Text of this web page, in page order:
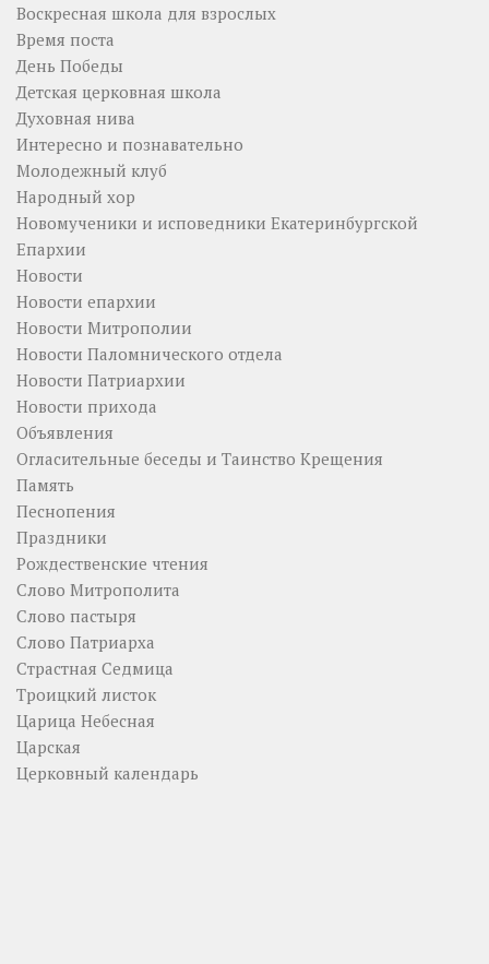
Воскресная школа для взрослых
Время поста
День Победы
Детская церковная школа
Духовная нива
Интересно и познавательно
Молодежный клуб
Народный хор
Новомученики и исповедники Екатеринбургской
Епархии
Новости
Новости епархии
Новости Митрополии
Новости Паломнического отдела
Новости Патриархии
Новости прихода
Объявления
Огласительные беседы и Таинство Крещения
Память
Песнопения
Праздники
Рождественские чтения
Слово Митрополита
Слово пастыря
Слово Патриарха
Страстная Седмица
Троицкий листок
Царица Небесная
Царская
Церковный календарь